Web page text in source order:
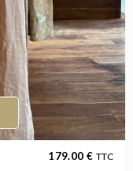
179.00 € TTC